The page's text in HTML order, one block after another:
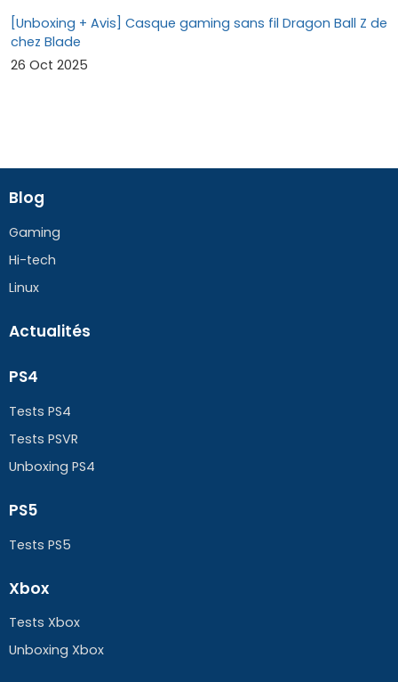
[Unboxing + Avis] Casque gaming sans fil Dragon Ball Z de
chez Blade
26 Oct 2025
Blog
Gaming
Hi-tech
Linux
Actualités
PS4
Tests PS4
Tests PSVR
Unboxing PS4
PS5
Tests PS5
Xbox
Tests Xbox
Unboxing Xbox